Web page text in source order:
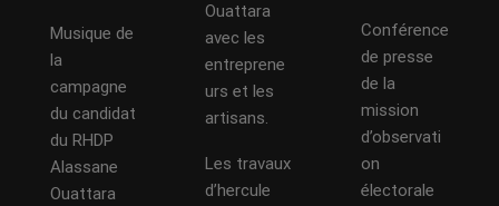
Musique de
la
campagne
du candidat
du RHDP
Alassane
Ouattara
Ouattara
avec les
entreprene
urs et les
artisans.
Les travaux
d’hercule
Conférence
de presse
de la
mission
d’observati
on
électorale